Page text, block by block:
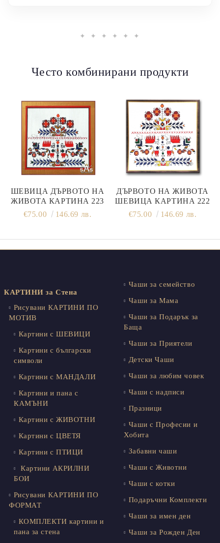
✦ ✦ ✦ ✦ ✦ ✦
Често комбинирани продукти
ШЕВИЦА ДЪРВОТО НА
ЖИВОТА КАРТИНА 223
€75.00
146.69 лв.
ДЪРВОТО НА ЖИВОТА
ШЕВИЦА КАРТИНА 222
€75.00
146.69 лв.
КАРТИНИ за Стена
Рисувани КАРТИНИ ПО
МОТИВ
Картини с ШЕВИЦИ
Картини с български
символи
Картини с МАНДАЛИ
Картини и пана с
КАМЪНИ
Картини с ЖИВОТНИ
Картини с ЦВЕТЯ
Картини с ПТИЦИ
Картини АКРИЛНИ
БОИ
Рисувани КАРТИНИ ПО
ФОРМАТ
КОМПЛЕКТИ картини и
пана за стена
Чаши за семейство
Чаши за Мама
Чаши за Подарък за
Баща
Чаши за Приятели
Детски Чаши
Чаши за любим човек
Чаши с надписи
Празници
Чаши с Професии и
Хобита
Забавни чаши
Чаши с Животни
Чаши с котки
Подаръчни Комплекти
Чаши за имен ден
Чаши за Рожден Ден